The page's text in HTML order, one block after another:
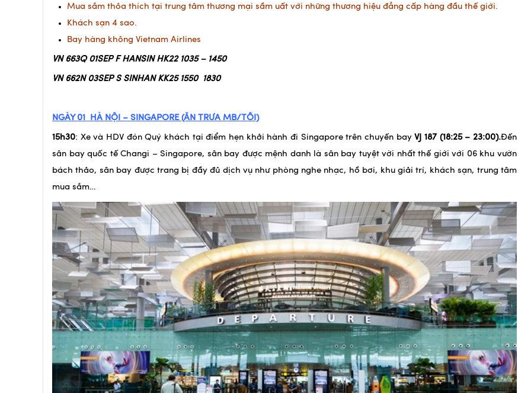
Mua sắm thỏa thích tại trung tâm thương mại sầm uất với những thương hiệu đẳng cấp hàng đầu thế giới.
Khách sạn 4 sao.
Bay hàng không Vietnam Airlines
VN 663Q 01SEP F HANSIN HK22 1035 –1450
VN 662N 03SEP S SINHAN KK25 1550 1830
NGÀY 01 HÀ NỘI – SINGAPORE (ĂN TRƯA MB/TỐI)
15h30: Xe và HDV đón Quý khách tại điểm hẹn khởi hành đi Singapore trên chuyến bayVJ 187 (18:25 – 23:00).Đến
sân bay quốc tế Changi – Singapore, sân bay được mệnh danh là sân bay tuyệt vời nhất thế giới với 06 khu vườn
bách thảo, sân bay được trang bị đầy đủ dịch vụ như phòng nghe nhạc, hồ bơi, khu giải trí, khách sạn, trung tâm
mua sắm…